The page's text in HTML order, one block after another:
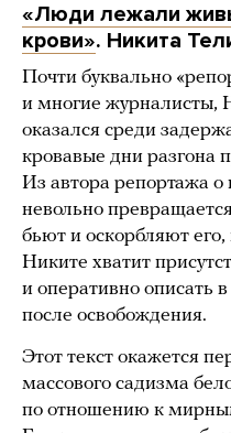
«Люди лежали
крови». Никита
Почти буквально
и многие журналисты,
оказался среди
кровавые дни разгона
Из автора репортажа о
невольно
бьют и оскорбляют
Никите хватит
и оперативно описать
после освобождения.
Этот текст окажется
массового садизма
по отношению к